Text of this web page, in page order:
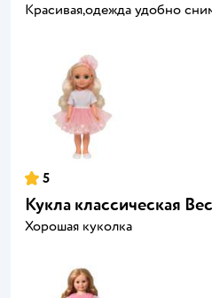
Красивая,одежда удобно
5
Кукла классическая
Хорошая куколка